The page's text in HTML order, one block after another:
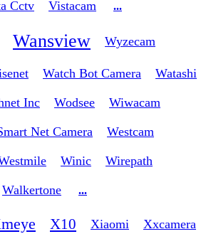
Cctv Vistacam
...
Wansview Wyzecam
Watch Bot Camera Watashi
Inc Wodsee Wiwacam
Net Camera Westcam
Winic Wirepath
Walkertone
...
X10 Xiaomi Xxcamera